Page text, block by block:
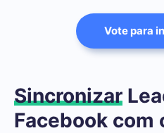
Vote para
Sincronizar
Facebook com